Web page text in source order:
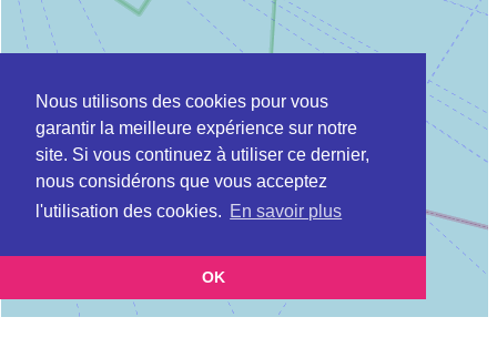
Nous utilisons des cookies pour vous
garantir la meilleure expérience sur notre
site. Si vous continuez à utiliser ce dernier,
nous considérons que vous acceptez
l'utilisation des cookies. En savoir plus
OK